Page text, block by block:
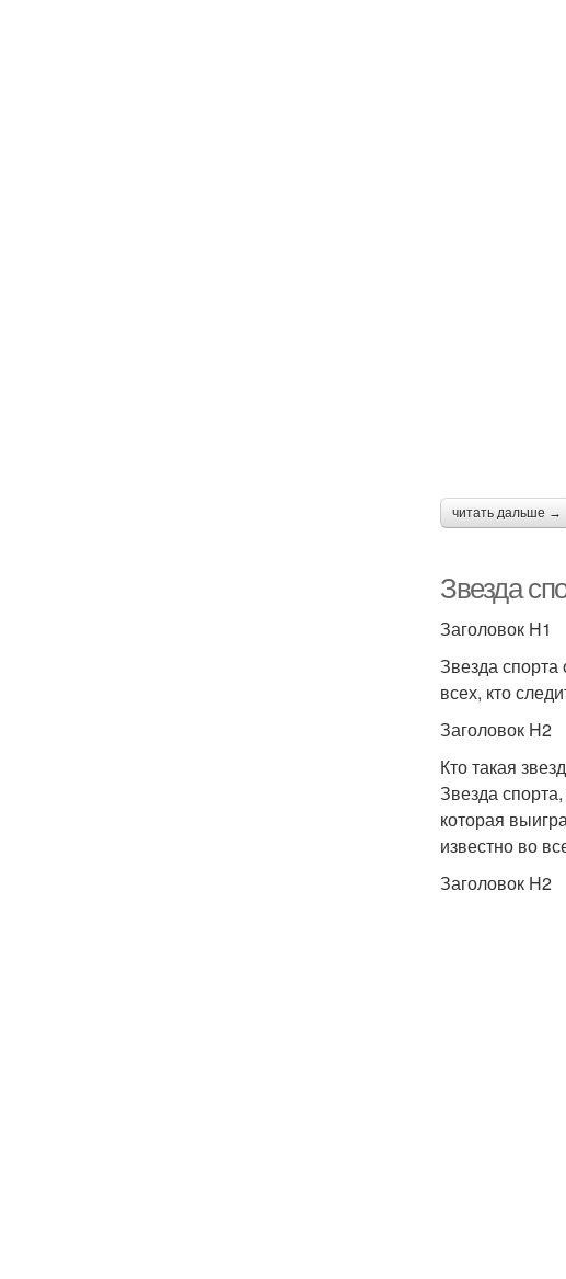
читать дальше →
Звезда
Заголовок H1
Звезда
всех, кто
Заголовок H2
Кто такая
Звезда
которая
известно во
Заголовок H2